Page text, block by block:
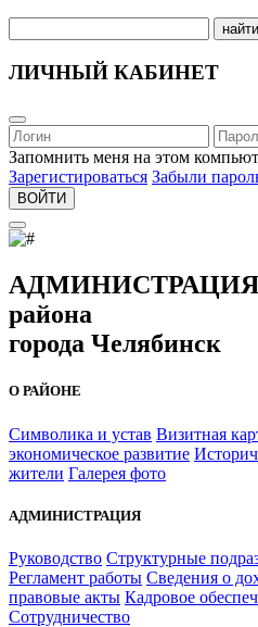
найти
ЛИЧНЫЙ КАБИНЕТ
Запомнить меня на этом
Зарегистироваться Забыли
ВОЙТИ
АДМИНИСТРАЦИЯ
района
города Челябинск
О РАЙОНЕ
Символика и устав Визитная
экономическое развитие
жители Галерея фото
АДМИНИСТРАЦИЯ
Руководство Структурные
Регламент работы Сведения о
правовые акты Кадровое
Сотрудничество